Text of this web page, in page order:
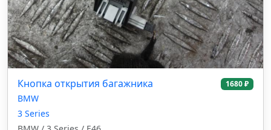
Кнопка открытия багажника 1680 ₽
BMW
3 Series